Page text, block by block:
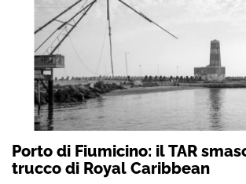
Porto di Fiumicino: il TAR
trucco di Royal Caribbean